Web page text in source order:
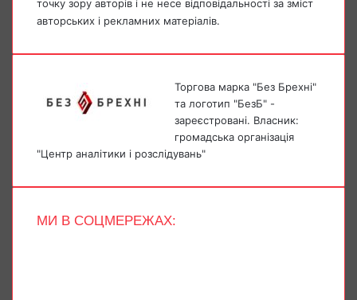
точку зору авторів і не несе відповідальності за зміст
авторських і рекламних матеріалів.
Торгова марка "Без Брехні"
та логотип "БезБ" -
зареєстровані. Власник:
громадська організація
"Центр аналітики і розслідувань"
МИ В СОЦМЕРЕЖАХ: